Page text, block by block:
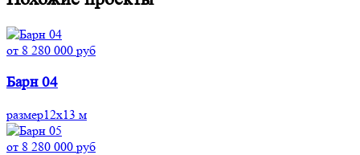
от 8 280 000 руб
Барн 04
размер12x13 м
от 8 280 000 руб